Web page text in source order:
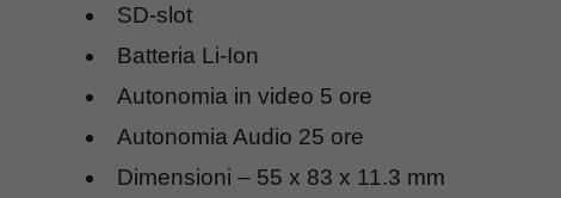
SD-slot
Batteria Li-Ion
Autonomia in video 5 ore
Autonomia Audio 25 ore
Dimensioni – 55 x 83 x 11.3 mm